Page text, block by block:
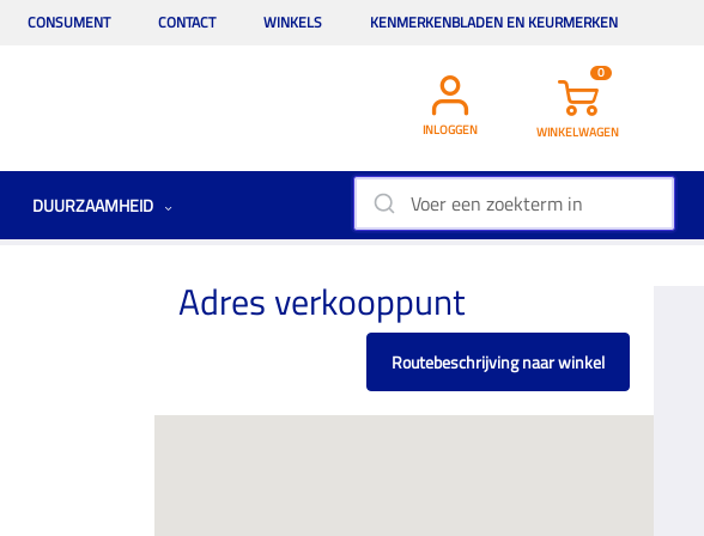
CONSUMENT CONTACT WINKELS KENMERKENBLADEN EN KEURMERKEN
INLOGGEN
0
WINKELWAGEN
DUURZAAMHEID
Adres verkooppunt
Routebeschrijving naar winkel